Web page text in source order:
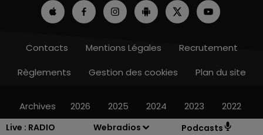
Live : RADIO
Webradios Podcasts
Contacts Mentions Légales
Recrutement
Règlements
Gestion des cookies Plan du site
Archives 2026 2025 2024 2023 2022